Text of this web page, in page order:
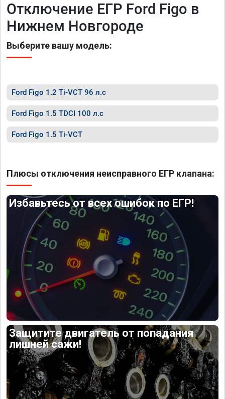
Отключение ЕГР Ford Figo в
Нижнем Новгороде
Выберите вашу модель:
Ford Figo 1.2 Ti-VCT 96 л.с
Ford Figo 1.5 TDCI 100 л.с
Ford Figo 1.5 Ti-VCT
Плюсы отключения неисправного ЕГР клапана:
Избавьтесь от всех ошибок по ЕГР!
Защитите двигатель от попадания
лишней сажи!